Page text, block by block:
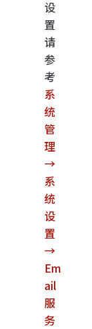
设
置
请
参
考
系
统
管
理
→
系
统
设
置
→
Em
ail
服
务